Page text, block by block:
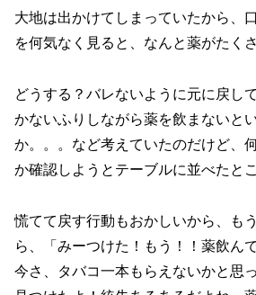
大地は出かけてしまっていたから、
を何気なく見ると、なんと薬がたく
どうする？バレないように元に戻し
かないふりしながら薬を飲まないと
か。。。など考えていたのだけど、
か確認しようとテーブルに並べたと
慌てて戻す行動もおかしいから、も
ら、「みーつけた！もう！！薬飲ん
今さ、タバコ一本もらえないかと思